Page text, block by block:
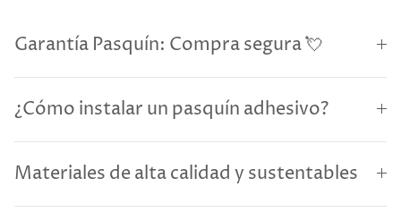
Garantía Pasquín: Compra segura 💘
¿Cómo instalar un pasquín adhesivo?
Materiales de alta calidad y sustentables